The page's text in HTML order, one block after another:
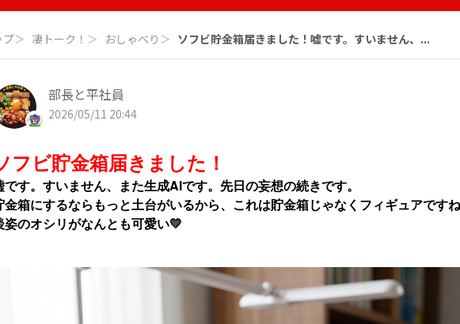
問」 商品に関するお問い合わせ窓口
プ＞ 凄トーク！ ＞ おしゃべり ＞ ソフビ貯金箱届きました！嘘です。すいません、...
部長と平社員
2026/05/11 20:44
フビ貯金箱届きました！
です。すいません、また生成AIです。先日の妄想の続きです。
金箱にするならもっと土台がいるから、これは貯金箱じゃなくフィギュアです
姿のオシリがなんとも可愛い💛